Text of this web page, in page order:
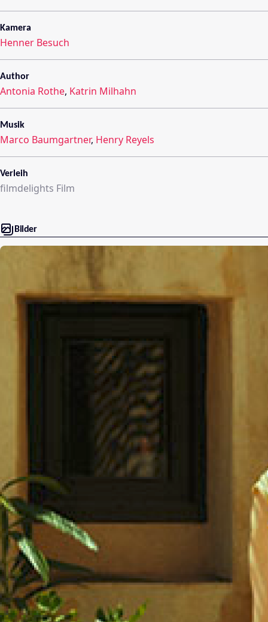
Kamera
Henner Besuch
Author
Antonia Rothe, Katrin Milhahn
Musik
Marco Baumgartner, Henry Reyels
Verleih
filmdelights Film
Bilder